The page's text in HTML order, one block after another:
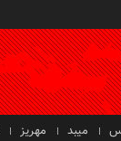
میبد مهریز